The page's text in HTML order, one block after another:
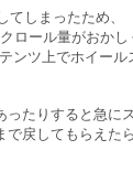
しまったため、
ロール量がおかし
ツ上でホイー
たりすると急に
戻してもらえたら